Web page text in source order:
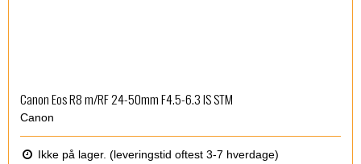
Canon Eos R8 m/RF 24-50mm F4.5-6.3 IS STM
Canon
Ikke på lager. (leveringstid oftest 3-7 hverdage)